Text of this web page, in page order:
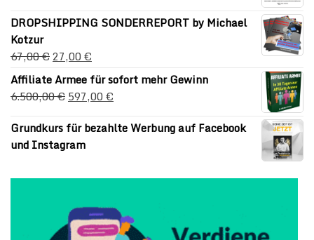
DROPSHIPPING SONDERREPORT by Michael
Kotzur
67,00€27,00 €
Affiliate Armee für sofort mehr Gewinn
6.500,00€ 597,00 €
Grundkurs für bezahlte Werbung auf Facebook
und Instagram